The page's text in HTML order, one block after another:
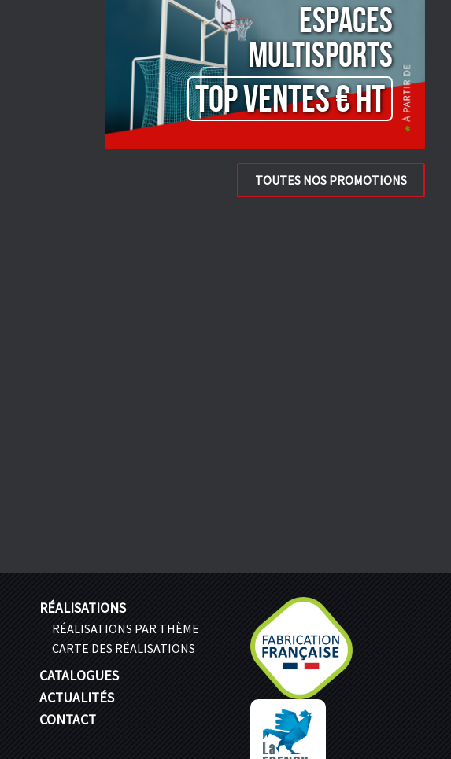
ESPACES
Multisports
TOP VENTES € HT
TOUTES NOS PROMOTIONS
RÉALISATIONS
RÉALISATIONS PAR THÈME
CARTE DES RÉALISATIONS
CATALOGUES
ACTUALITÉS
CONTACT